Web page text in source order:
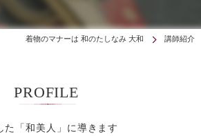
着物のマナーは 和のたしなみ 大和 講師紹介
た「和美人」に導きます
PROFILE